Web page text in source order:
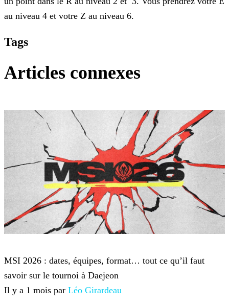
au niveau 4 et votre Z au niveau 6.
Tags
Articles connexes
MSI 2026 : dates, équipes, format… tout ce qu’il faut
savoir sur le tournoi à Daejeon
Il y a 1 mois par Léo Girardeau